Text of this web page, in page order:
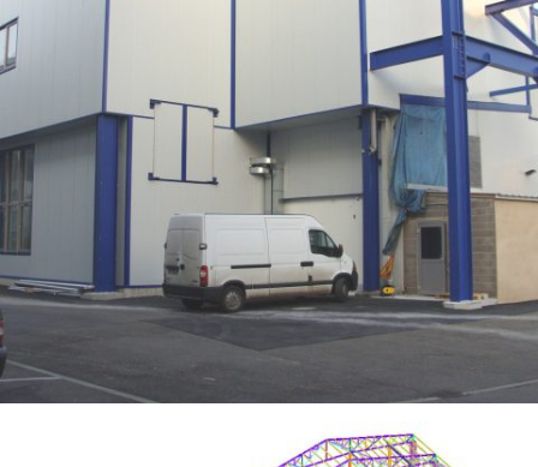
INTÉGRATION D’UN BÂTIMENT DE PRODUCTION DANS UNE UNITÉ EXISTANTE –
OCTAPHARMA (INDUSTRIE PHARMACEUTIQUE)